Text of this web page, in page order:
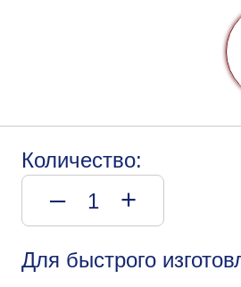
Количество:
– +
Для быстрого